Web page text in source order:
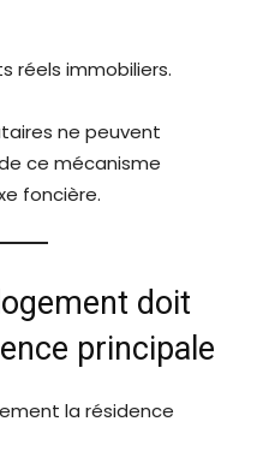
réels immobiliers.
ne peuvent
ce mécanisme
foncière.
doit
principale
la résidence